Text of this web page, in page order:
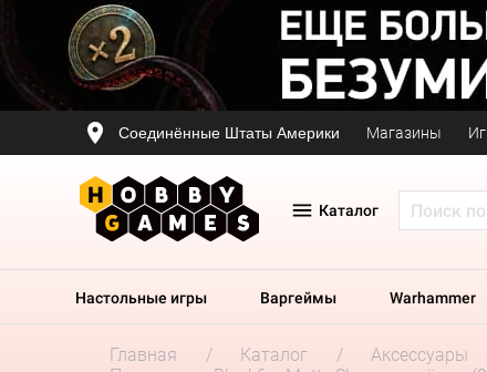
Соединённые Штаты Америки Магазины
Каталог
Настольные игры Варгеймы Warhammer
Главная Каталог Аксессуары